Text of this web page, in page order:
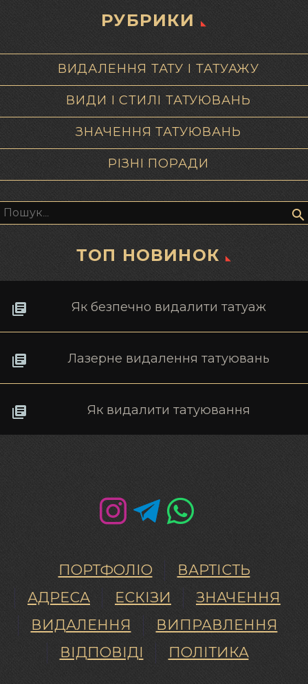
РУБРИКИ
ВИДАЛЕННЯ ТАТУ І ТАТУАЖУ
ВИДИ І СТИЛІ ТАТУЮВАНЬ
ЗНАЧЕННЯ ТАТУЮВАНЬ
РІЗНІ ПОРАДИ
ТОП НОВИНОК
Як безпечно видалити татуаж
Лазерне видалення татуювань
Як видалити татуювання
ПОРТФОЛІО
ВАРТІСТЬ
АДРЕСА
ЕСКІЗИ
ЗНАЧЕННЯ
ВИДАЛЕННЯ
ВИПРАВЛЕННЯ
ВІДПОВІДІ
ПОЛІТИКА